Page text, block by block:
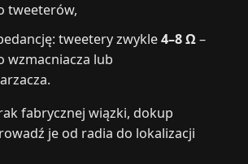
tweeterów,
tweetery zwykle4–8 Ω–
wzmacniacza lub
fabrycznej wiązki, dokup
je od radia do lokalizacji